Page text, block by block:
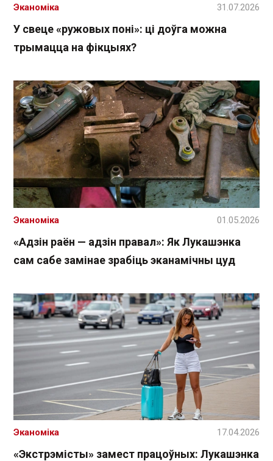
У свеце «ружовых поні»: ці доўга можна
трымацца на фікцыях?
Эканоміка 31.07.2026
«Адзін раён — адзін правал»: Як Лукашэнка
сам сабе замінае зрабіць эканамічны цуд
Эканоміка 01.05.2026
«Экстрэмісты» замест працоўных: Лукашэнка
Эканоміка 17.04.2026